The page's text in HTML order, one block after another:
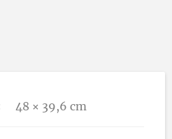
48 × 39,6 cm